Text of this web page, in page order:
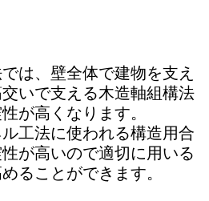
は、壁全体で建物を支え
いで支える木造軸組構法
が高くなります。
工法に使われる構造用合
が高いので適切に用いる
ることができます。